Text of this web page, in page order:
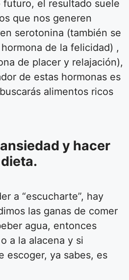
futuro, el resultado suele
que nos generen
serotonina (también se
de la felicidad) ,
de placer y relajación),
de estas hormonas es
alimentos ricos
y hacer
dieta.
a “escucharte”, hay
las ganas de comer
agua, entonces
a la alacena y si
escoger, ya sabes, es